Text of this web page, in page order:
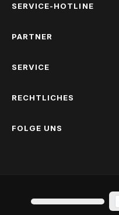
SERVICE-HOTLINE
PARTNER
SERVICE
RECHTLICHES
FOLGE UNS